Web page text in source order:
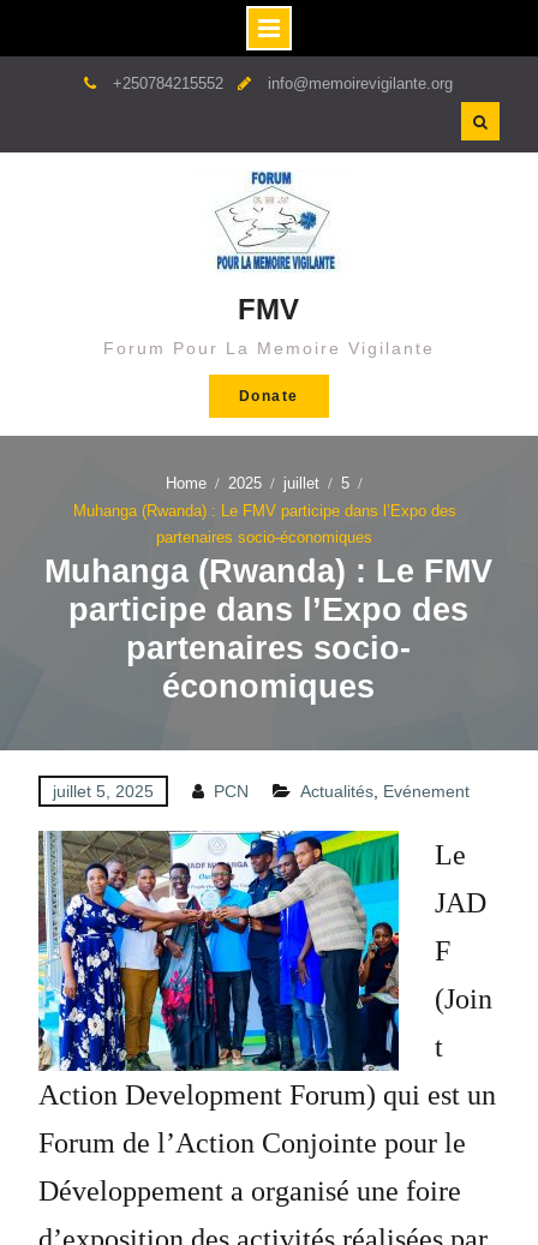
+250784215552 info@memoirevigilante.org
FMV
Forum Pour La Memoire Vigilante
Donate
Home 2025 juillet
5
Muhanga (Rwanda) : Le FMV participe dans l’Expo des
partenaires socio-économiques
Muhanga (Rwanda) : Le FMV
participe dans l’Expo des
partenaires socio-
économiques
juillet 5, 2025 PCN Actualités, Evénement
Le
JAD
F
(Join
t
Action Development Forum) qui est un
Forum de l’Action Conjointe pour le
Développement a organisé une foire